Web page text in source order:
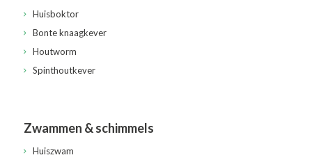
Huisboktor
Bonte knaagkever
Houtworm
Spinthoutkever
Zwammen & schimmels
Huiszwam